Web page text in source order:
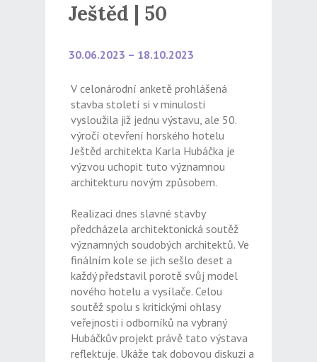
Ještěd | 50
30.06.2023 – 18.10.2023
V celonárodní anketě prohlášená
stavba století si v minulosti
vysloužila již jednu výstavu, ale 50.
výročí otevření horského hotelu
Ještěd architekta Karla Hubáčka je
výzvou uchopit tuto významnou
architekturu novým způsobem.
Realizaci dnes slavné stavby
předcházela architektonická soutěž
významných soudobých architektů. Ve
finálním kole se jich sešlo deset a
každý představil porotě svůj model
nového hotelu a vysílače. Celou
soutěž spolu s kritickými ohlasy
veřejnosti i odborníků na vybraný
Hubáčkův projekt právě tato výstava
reflektuje. Ukáže tak dobovou diskuzi a